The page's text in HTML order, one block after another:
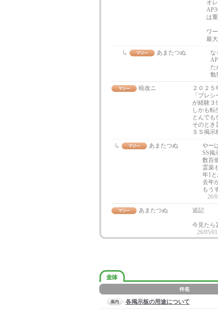
オ
は
ワ
最
あまたつぬ
な
た
勉
暁改ニ
２０２５
「プレ
が経験３
しかも転
とんでも
そのとき
ＳＳ掲
あまたつぬ
やー
SS掲
数百
霊薬
年1
去年
もう
26/
あまたつぬ
追記
今見たら
26/05/
各掲示板の用途について